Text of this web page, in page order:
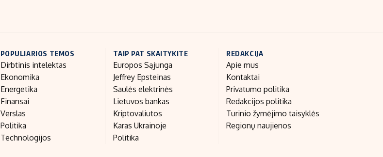
POPULIARIOS TEMOS
Dirbtinis intelektas
Ekonomika
Energetika
Finansai
Verslas
Politika
Technologijos
TAIP PAT SKAITYKITE
Europos Sąjunga
Jeffrey Epsteinas
Saulės elektrinės
Lietuvos bankas
Kriptovaliutos
Karas Ukrainoje
Politika
REDAKCIJA
Apie mus
Kontaktai
Privatumo politika
Redakcijos politika
Turinio žymėjimo taisyklės
Regionų naujienos